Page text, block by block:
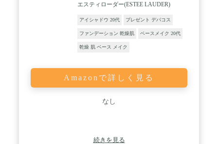
エスティローダー(ESTEE LAUDER)
アイシャドウ 20代 プレゼント デパコス
ファンデーション 乾燥肌 ベースメイク 20代
乾燥 肌 ベース メイク
Amazonで詳しく見る
なし
続きを見る